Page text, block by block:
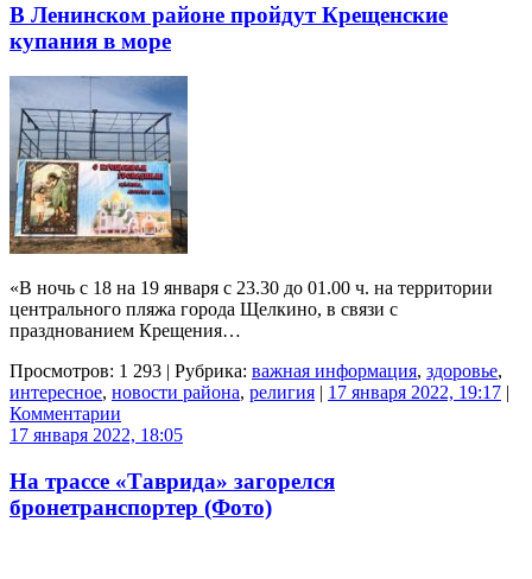
В Ленинском районе пройдут Крещенские
купания в море
«В ночь с 18 на 19 января с 23.30 до 01.00 ч. на территории
центрального пляжа города Щелкино, в связи с
празднованием Крещения…
Просмотров: 1 293 | Рубрика: важная информация, здоровье,
интересное, новости района, религия | 17 января 2022, 19:17 |
Комментарии
17 января 2022, 18:05
На трассе «Таврида» загорелся
бронетранспортер (Фото)